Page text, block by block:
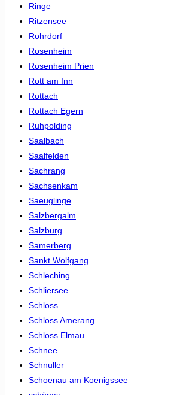
Ringe
Ritzensee
Rohrdorf
Rosenheim
Rosenheim Prien
Rott am Inn
Rottach
Rottach Egern
Ruhpolding
Saalbach
Saalfelden
Sachrang
Sachsenkam
Saeuglinge
Salzbergalm
Salzburg
Samerberg
Sankt Wolfgang
Schleching
Schliersee
Schloss
Schloss Amerang
Schloss Elmau
Schnee
Schnuller
Schoenau am Koenigssee